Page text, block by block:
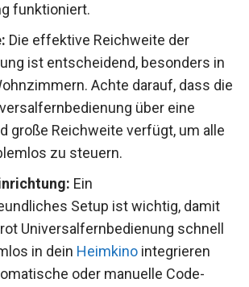
funktioniert.
Die effektive Reichweite der
ist entscheidend, besonders in
Achte darauf, dass die
über eine
große Reichweite verfügt, um alle
zu steuern.
Ein
Setup ist wichtig, damit
Universalfernbedienung schnell
in dein Heimkino integrieren
oder manuelle Code-